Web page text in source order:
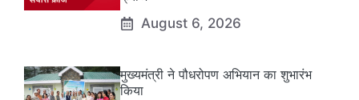
August 6, 2026
मुख्यमंत्री ने पौधरोपण अभियान का शुभारंभ
किया